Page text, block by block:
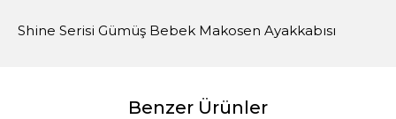
Shine Serisi Gümüş Bebek Makosen Ayakkabısı
Benzer Ürünler